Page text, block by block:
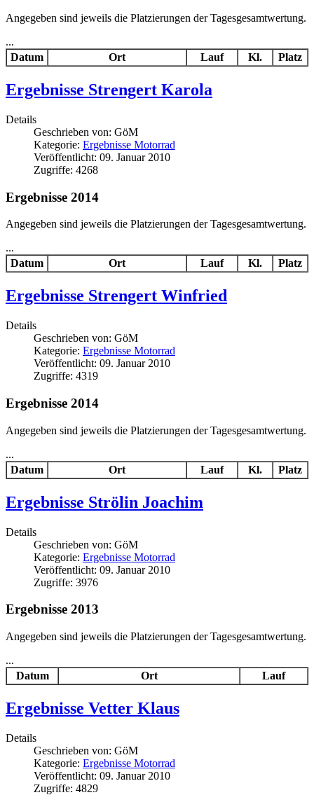
Angegeben sind jeweils die Platzierungen der Tagesgesamtwertung.
...
Datum
Ort Lauf Kl. Platz
Ergebnisse Strengert Karola
Details
Geschrieben von: GöM
Kategorie: Ergebnisse Motorrad
Veröffentlicht: 09. Januar 2010
Zugriffe: 4268
Ergebnisse 2014
Angegeben sind jeweils die Platzierungen der Tagesgesamtwertung.
...
Datum
Ort Lauf Kl. Platz
Ergebnisse Strengert Winfried
Details
Geschrieben von: GöM
Kategorie: Ergebnisse Motorrad
Veröffentlicht: 09. Januar 2010
Zugriffe: 4319
Ergebnisse 2014
Angegeben sind jeweils die Platzierungen der Tagesgesamtwertung.
...
Datum
Ort Lauf Kl. Platz
Ergebnisse Strölin Joachim
Details
Geschrieben von: GöM
Kategorie: Ergebnisse Motorrad
Veröffentlicht: 09. Januar 2010
Zugriffe: 3976
Ergebnisse 2013
Angegeben sind jeweils die Platzierungen der Tagesgesamtwertung.
...
Datum
Ort Lauf
Ergebnisse Vetter Klaus
Details
Geschrieben von: GöM
Kategorie: Ergebnisse Motorrad
Veröffentlicht: 09. Januar 2010
Zugriffe: 4829